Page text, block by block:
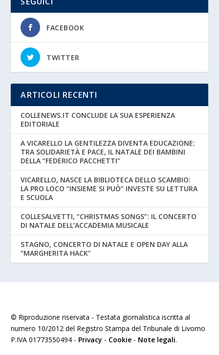
FACEBOOK
TWITTER
ARTICOLI RECENTI
COLLENEWS.IT CONCLUDE LA SUA ESPERIENZA
EDITORIALE
A VICARELLO LA GENTILEZZA DIVENTA EDUCAZIONE:
TRA SOLIDARIETÀ E PACE, IL NATALE DEI BAMBINI
DELLA “FEDERICO PACCHETTI”
VICARELLO, NASCE LA BIBLIOTECA DELLO SCAMBIO:
LA PRO LOCO “INSIEME SI PUÒ” INVESTE SU LETTURA
E SCUOLA
COLLESALVETTI, “CHRISTMAS SONGS”: IL CONCERTO
DI NATALE DELL’ACCADEMIA MUSICALE
STAGNO, CONCERTO DI NATALE E OPEN DAY ALLA
“MARGHERITA HACK”
© Riproduzione riservata - Testata giornalistica iscritta al
numero 10/2012 del Registro Stampa del Tribunale di Livorno
P.IVA 01773550494 - Privacy - Cookie - Note legali.